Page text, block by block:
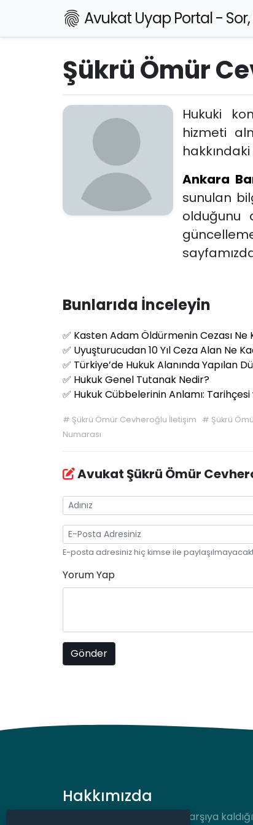
Avukat Uyap Portal -
Şükrü Ömür
Hukuki
hizmeti
Ankara
sunulan
olduğunu
Bunlarıda İnceleyin
✅ Kasten Adam Öldürmenin Cezası Ne
✅ Uyuşturucudan 10 Yıl Ceza Alan Ne
✅ Türkiye’de Hukuk Alanında Yapılan
✅ Hukuk Genel Tutanak Nedir?
✅ Hukuk Cübbelerinin Anlamı:
# Şükrü Ömür Cevheroğlu İletişim # Şükrü
Numarası
Avukat Şükrü Ömür
E-posta adresiniz hiç kimse ile
Yorum Yap
Hakkımızda
Hukuki bir durum ile karşı karşıya